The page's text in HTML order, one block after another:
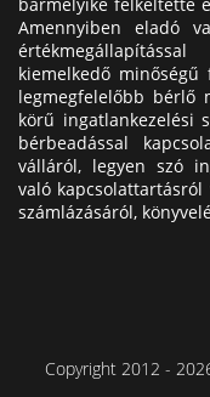
Amennyiben eladó
kiemelkedő
legmegfelelőbb bérlő
körű ingatlankezelési
bérbeadással
válláról, legyen szó
való
számlázásáról,
Copyright 2012 -